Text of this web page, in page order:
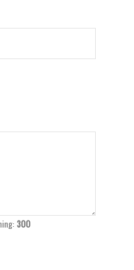
300